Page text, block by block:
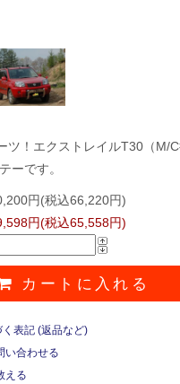
ツ！エクストレイルT30（M/
ーです。
円(税込66,220円)
円(税込65,558円)
カートに入れる
表記 (返品など)
い合わせる
える